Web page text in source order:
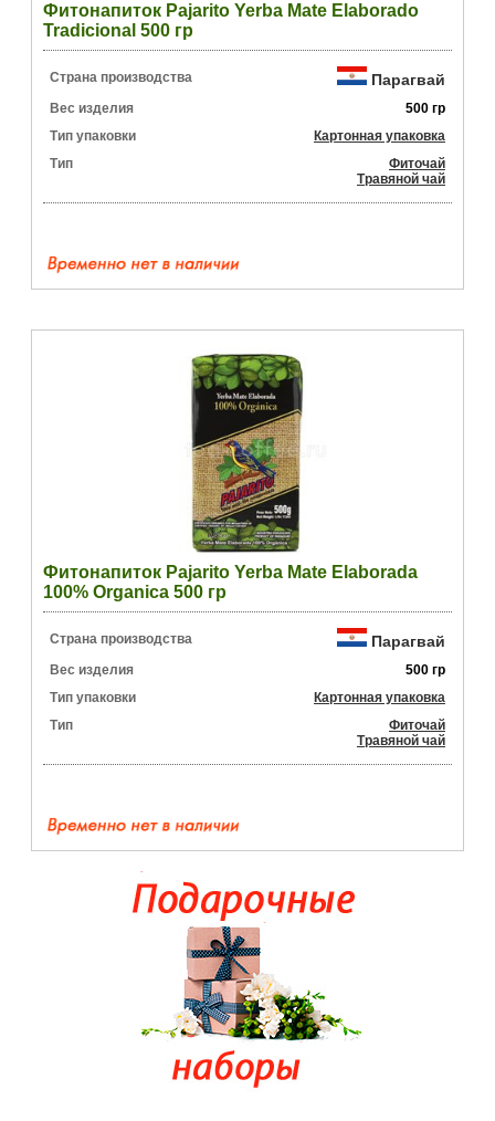
Фитонапиток Pajarito Yerba Mate Elaborado
Tradicional 500 гр
Страна производства Парагвай
Вес изделия
500 гр
Тип упаковки
Картонная упаковка
Тип
Фиточай
Травяной чай
Фитонапиток Pajarito Yerba Mate Elaborada
100% Organica 500 гр
Страна производства Парагвай
Вес изделия
500 гр
Тип упаковки
Картонная упаковка
Тип
Фиточай
Травяной чай